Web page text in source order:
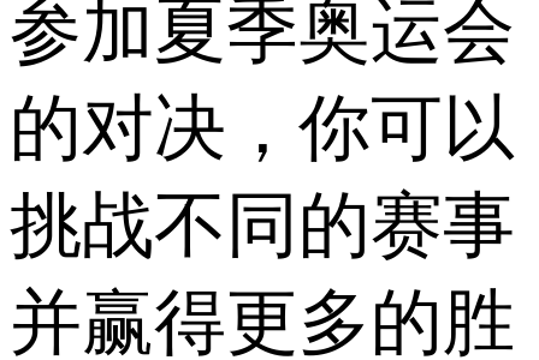
参加夏季奥运会
的对决，你可以
挑战不同的赛事
并赢得更多的胜